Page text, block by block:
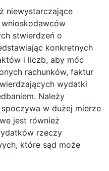
niewystarczające
wnioskodawców
stwierdzeń o
konkretnych
i liczb, aby móc
rachunków, faktur
wydatki
Należy
w dużej mierze
jest również
rzeczy
które sąd może